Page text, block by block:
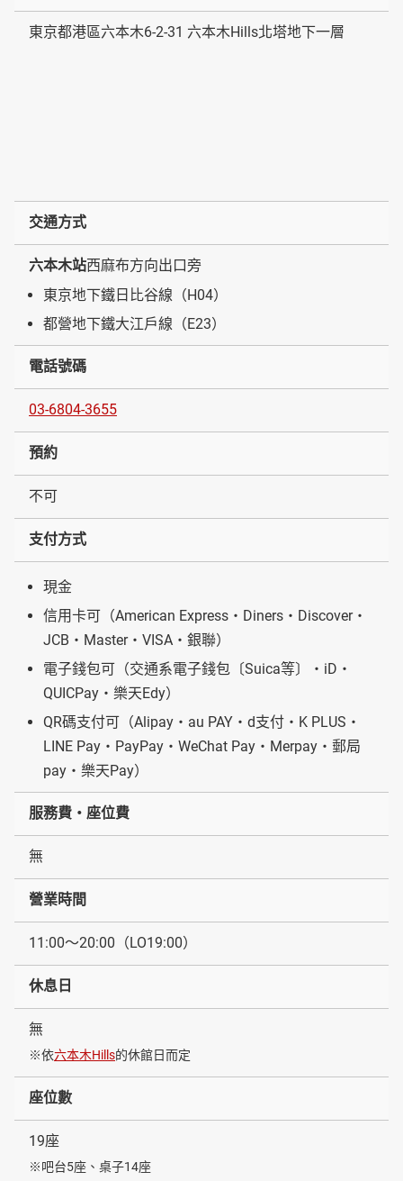
東京都港區六本木6-2-31 六本木Hills北塔地下一層
交通方式
六本木站西麻布方向出口旁
東京地下鐵日比谷線（H04）
都營地下鐵大江戶線（E23）
電話號碼
03-6804-3655
預約
不可
支付方式
現金
信用卡可（American Express・Diners・Discover・
JCB・Master・VISA・銀聯）
電子錢包可（交通系電子錢包〔Suica等〕・iD・
QUICPay・樂天Edy）
QR碼支付可（Alipay・au PAY・d支付・K PLUS・
LINE Pay・PayPay・WeChat Pay・Merpay・郵局
pay・樂天Pay）
服務費・座位費
無
營業時間
11:00～20:00（LO19:00）
休息日
無
※依六本木Hills的休館日而定
座位數
19座
※吧台5座、桌子14座